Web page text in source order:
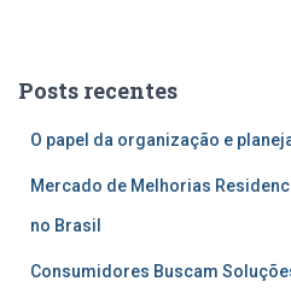
Posts recentes
O papel da organização e
Mercado de Melhorias
no Brasil
Consumidores Buscam